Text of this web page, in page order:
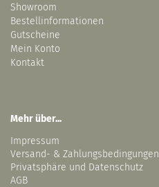
Showroom
Bestellinformationen
Gutscheine
Mein Konto
Kontakt
Mehr über...
Impressum
Versand- & Zahlungsbedingungen
Privatsphäre und Datenschutz
AGB